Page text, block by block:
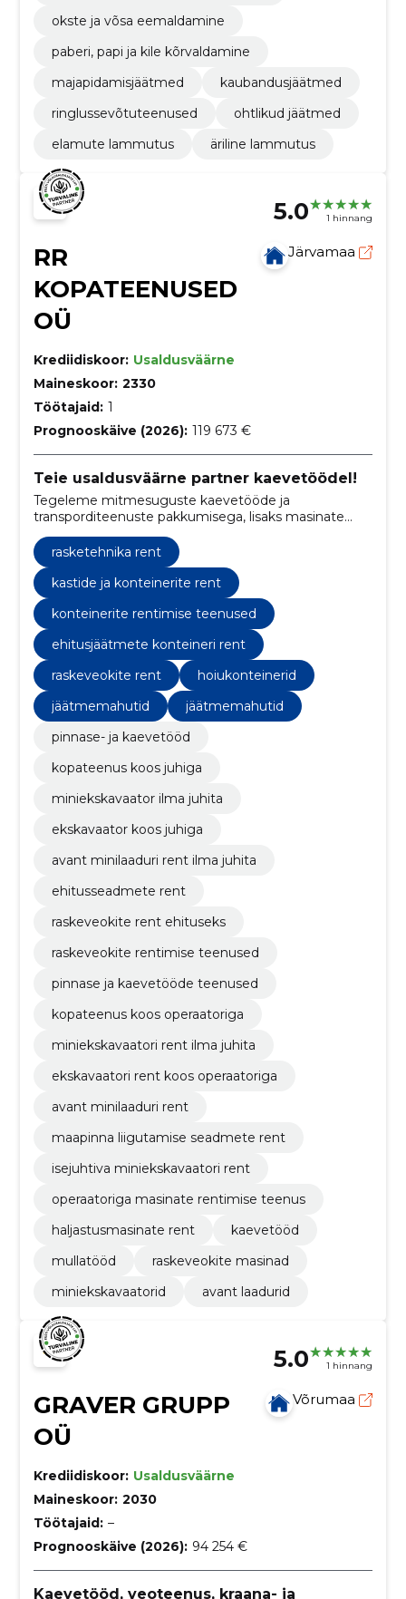
okste ja võsa eemaldamine
paberi, papi ja kile kõrvaldamine
majapidamisjäätmed
kaubandusjäätmed
ringlussevõtuteenused
ohtlikud jäätmed
elamute lammutus
äriline lammutus
5.0 1 hinnang
RR
KOPATEENUSED
OÜ
Järvamaa
Krediidiskoor: Usaldusväärne
Maineskoor: 2330
Töötajaid: 1
Prognooskäive (2026): 119 673 €
Teie usaldusväärne partner kaevetöödel!
Tegeleme mitmesuguste kaevetööde ja
transporditeenuste pakkumisega, lisaks masinate
rasketehnika rent
kastide ja konteinerite rent
konteinerite rentimise teenused
ehitusjäätmete konteineri rent
raskeveokite rent
hoiukonteinerid
jäätmemahutid
jäätmemahutid
pinnase- ja kaevetööd
kopateenus koos juhiga
miniekskavaator ilma juhita
ekskavaator koos juhiga
avant minilaaduri rent ilma juhita
ehitusseadmete rent
raskeveokite rent ehituseks
raskeveokite rentimise teenused
pinnase ja kaevetööde teenused
kopateenus koos operaatoriga
miniekskavaatori rent ilma juhita
ekskavaatori rent koos operaatoriga
avant minilaaduri rent
maapinna liigutamise seadmete rent
isejuhtiva miniekskavaatori rent
operaatoriga masinate rentimise teenus
haljastusmasinate rent
kaevetööd
mullatööd
raskeveokite masinad
miniekskavaatorid
avant laadurid
5.0 1 hinnang
GRAVER GRUPP
OÜ
Võrumaa
Krediidiskoor: Usaldusväärne
Maineskoor: 2030
Töötajaid: –
Prognooskäive (2026): 94 254 €
Kaevetööd, veoteenus, kraana- ja